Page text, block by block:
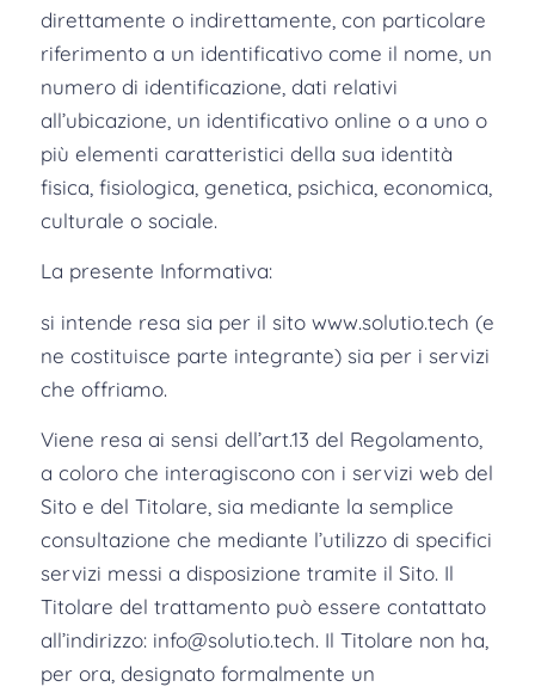
direttamente o indirettamente, con particolare
riferimento a un identificativo come il nome, un
numero di identificazione, dati relativi
all’ubicazione, un identificativo online o a uno o
più elementi caratteristici della sua identità
fisica, fisiologica, genetica, psichica, economica,
culturale o sociale.
La presente Informativa:
si intende resa sia per il sito www.solutio.tech (e
ne costituisce parte integrante) sia per i servizi
che offriamo.
Viene resa ai sensi dell’art.13 del Regolamento,
a coloro che interagiscono con i servizi web del
Sito e del Titolare, sia mediante la semplice
consultazione che mediante l’utilizzo di specifici
servizi messi a disposizione tramite il Sito. Il
Titolare del trattamento può essere contattato
all’indirizzo: info@solutio.tech. Il Titolare non ha,
per ora, designato formalmente un